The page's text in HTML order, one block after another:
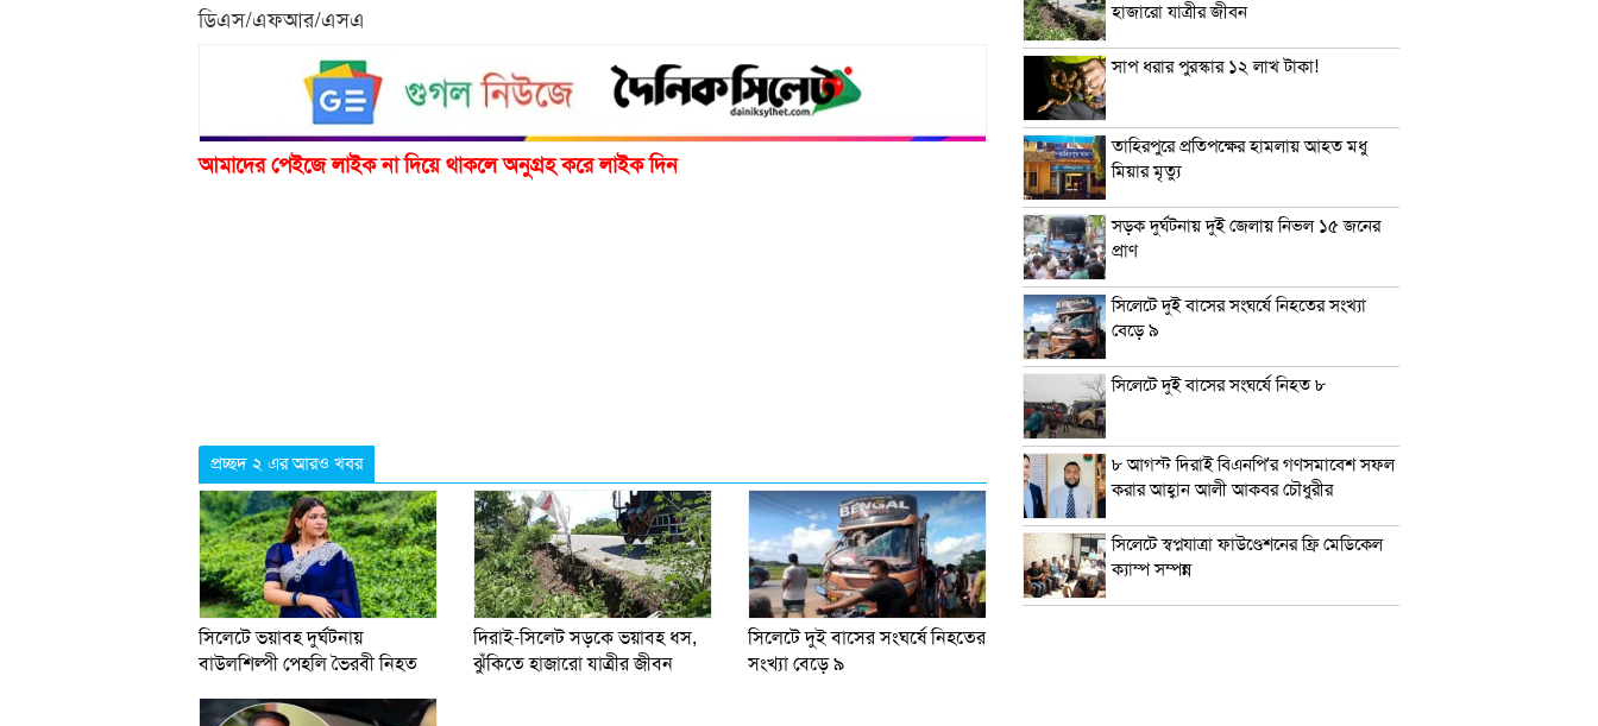
ডিএস/এফআর/এসএ
আমাদের পেইজে লাইক না দিয়ে থাকলে অনুগ্রহ করে লাইক দিন
প্রচ্ছদ ২ এর আরও খবর
সিলেটে ভয়াবহ দুর্ঘটনায়
বাউলশিল্পী পেহলি ভৈরবী নিহত
দিরাই-সিলেট সড়কে ভয়াবহ ধস,
ঝুঁকিতে হাজারো যাত্রীর জীবন
সিলেটে দুই বাসের সংঘর্ষে নিহতের
সংখ্যা বেড়ে ৯
হাজারো যাত্রীর জীবন
সাপ ধরার পুরস্কার ১২ লাখ টাকা!
তাহিরপুরে প্রতিপক্ষের হামলায় আহত মধু
মিয়ার মৃত্যু
সড়ক দুর্ঘটনায় দুই জেলায় নিভল ১৫ জনের
প্রাণ
সিলেটে দুই বাসের সংঘর্ষে নিহতের সংখ্যা
বেড়ে ৯
সিলেটে দুই বাসের সংঘর্ষে নিহত ৮
৮ আগস্ট দিরাই বিএনপি’র গণসমাবেশ সফল
করার আহ্বান আলী আকবর চৌধুরীর
সিলেটে স্বপ্নযাত্রা ফাউণ্ডেশনের ফ্রি মেডিকেল
ক্যাম্প সম্পন্ন